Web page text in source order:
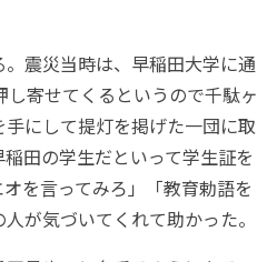
震災当時は、早稲田大学に通
寄せてくるというので千駄ヶ
にして提灯を掲げた一団に取
田の学生だといって学生証を
を言ってみろ」「教育勅語を
が気づいてくれて助かった。